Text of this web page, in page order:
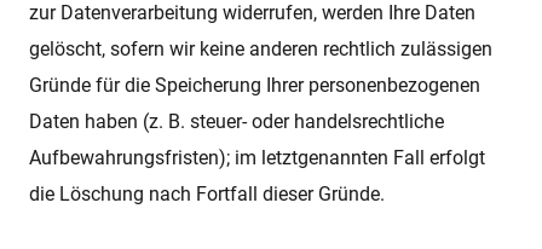
zur Datenverarbeitung widerrufen, werden Ihre Daten
gelöscht, sofern wir keine anderen rechtlich zulässigen
Gründe für die Speicherung Ihrer personenbezogenen
Daten haben (z. B. steuer- oder handelsrechtliche
Aufbewahrungsfristen); im letztgenannten Fall erfolgt
die Löschung nach Fortfall dieser Gründe.